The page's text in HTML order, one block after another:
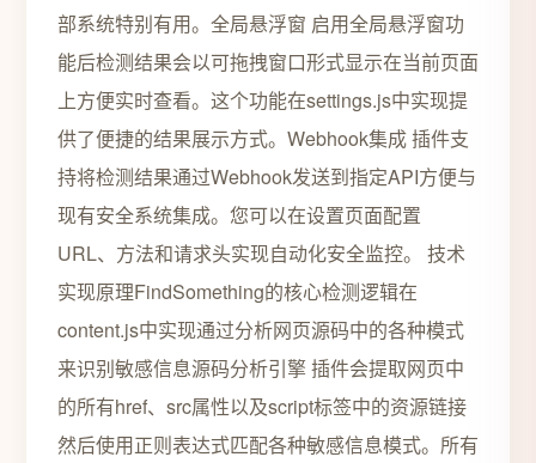
部系统特别有用。全局悬浮窗 启用全局悬浮窗功
能后检测结果会以可拖拽窗口形式显示在当前页面
上方便实时查看。这个功能在settings.js中实现提
供了便捷的结果展示方式。Webhook集成 插件支
持将检测结果通过Webhook发送到指定API方便与
现有安全系统集成。您可以在设置页面配置
URL、方法和请求头实现自动化安全监控。️ 技术
实现原理FindSomething的核心检测逻辑在
content.js中实现通过分析网页源码中的各种模式
来识别敏感信息源码分析引擎 插件会提取网页中
的所有href、src属性以及script标签中的资源链接
然后使用正则表达式匹配各种敏感信息模式。所有